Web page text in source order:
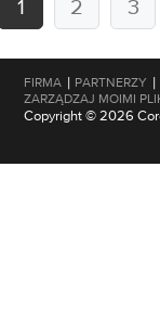
1 2 3
FIRMA | PARTNERZY |
ZARZĄDZAJ MOIMI
Copyright © 2026